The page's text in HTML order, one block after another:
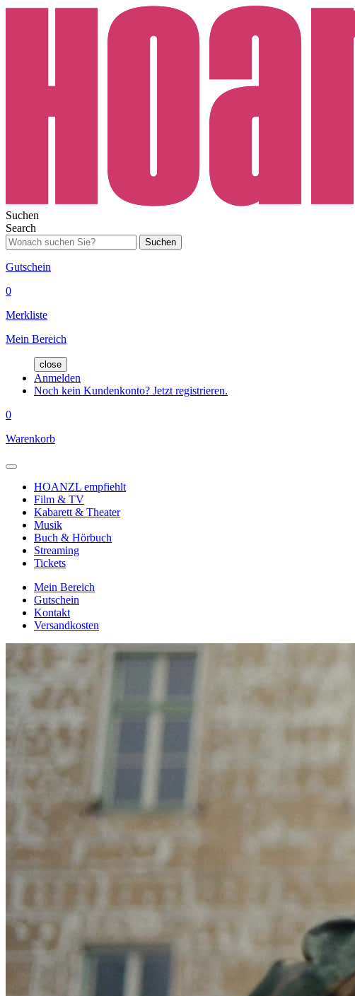
Suchen
Search
Suchen
Gutschein
0
Merkliste
Mein Bereich
close
Anmelden
Noch kein Kundenkonto? Jetzt registrieren.
0
Warenkorb
HOANZL empfiehlt
Film & TV
Kabarett & Theater
Musik
Buch & Hörbuch
Streaming
Tickets
Mein Bereich
Gutschein
Kontakt
Versandkosten